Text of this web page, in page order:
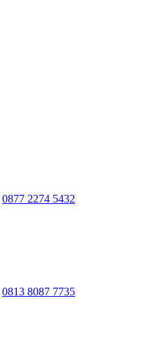
0877 2274 5432
0813 8087 7735